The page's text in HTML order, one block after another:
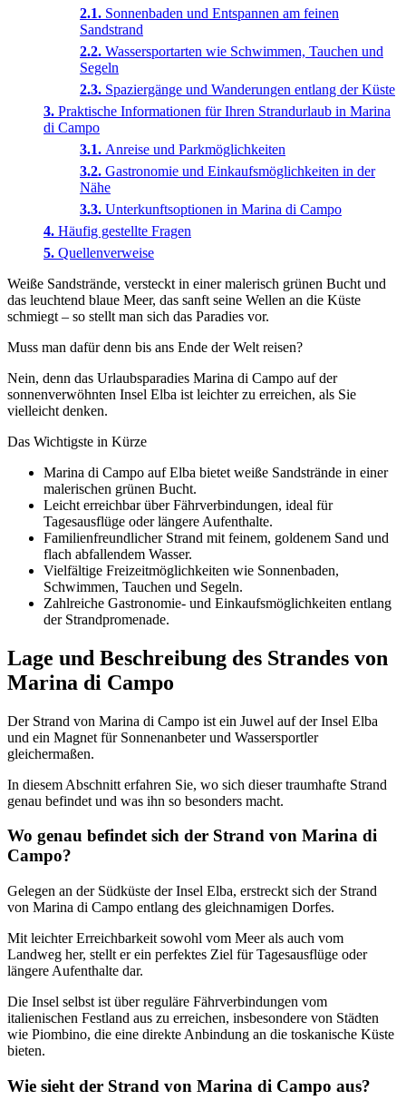
Sonnenbaden und Entspannen am feinen
Sandstrand
Wassersportarten wie Schwimmen, Tauchen und
Segeln
Spaziergänge und Wanderungen entlang der Küste
Praktische Informationen für Ihren Strandurlaub in Marina
di Campo
Anreise und Parkmöglichkeiten
Gastronomie und Einkaufsmöglichkeiten in der
Nähe
Unterkunftsoptionen in Marina di Campo
Häufig gestellte Fragen
Quellenverweise
Weiße Sandstrände, versteckt in einer malerisch grünen Bucht und
das leuchtend blaue Meer, das sanft seine Wellen an die Küste
schmiegt – so stellt man sich das Paradies vor.
Muss man dafür denn bis ans Ende der Welt reisen?
Nein, denn das Urlaubsparadies Marina di Campo auf der
sonnenverwöhnten Insel Elba ist leichter zu erreichen, als Sie
vielleicht denken.
Das Wichtigste in Kürze
Marina di Campo auf Elba bietet weiße Sandstrände in einer
malerischen grünen Bucht.
Leicht erreichbar über Fährverbindungen, ideal für
Tagesausflüge oder längere Aufenthalte.
Familienfreundlicher Strand mit feinem, goldenem Sand und
flach abfallendem Wasser.
Vielfältige Freizeitmöglichkeiten wie Sonnenbaden,
Schwimmen, Tauchen und Segeln.
Zahlreiche Gastronomie- und Einkaufsmöglichkeiten entlang
der Strandpromenade.
Lage und Beschreibung des Strandes von
Marina di Campo
Der Strand von Marina di Campo ist ein Juwel auf der Insel Elba
und ein Magnet für Sonnenanbeter und Wassersportler
gleichermaßen.
In diesem Abschnitt erfahren Sie, wo sich dieser traumhafte Strand
genau befindet und was ihn so besonders macht.
Wo genau befindet sich der Strand von Marina di
Campo?
Gelegen an der Südküste der Insel Elba, erstreckt sich der Strand
von Marina di Campo entlang des gleichnamigen Dorfes.
Mit leichter Erreichbarkeit sowohl vom Meer als auch vom
Landweg her, stellt er ein perfektes Ziel für Tagesausflüge oder
längere Aufenthalte dar.
Die Insel selbst ist über reguläre Fährverbindungen vom
italienischen Festland aus zu erreichen, insbesondere von Städten
wie Piombino, die eine direkte Anbindung an die toskanische Küste
bieten.
Wie sieht der Strand von Marina di Campo aus?